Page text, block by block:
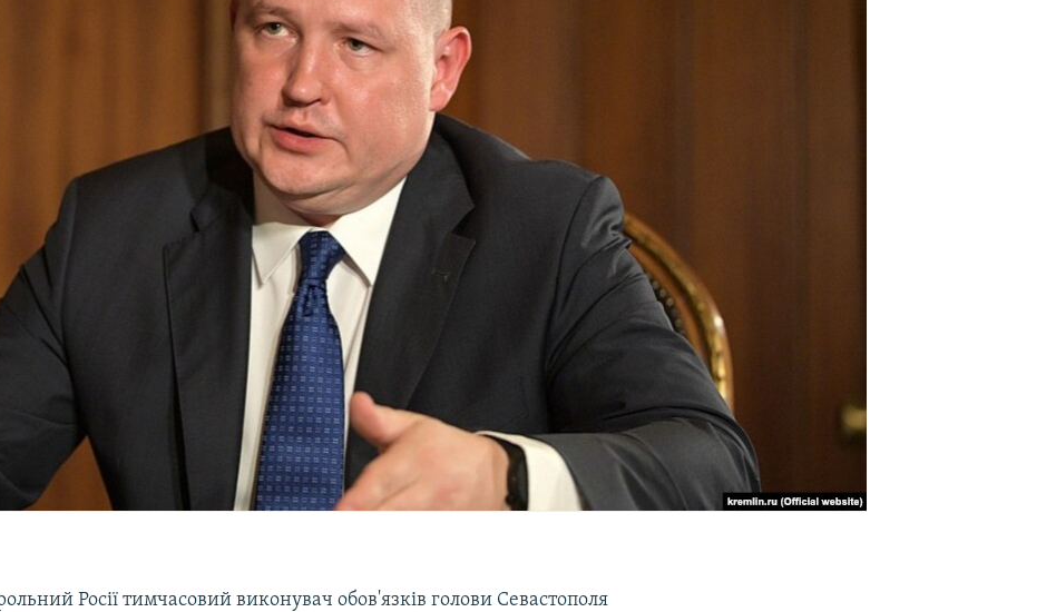
Росії тимчасовий виконувач обов'язків голови Севастополя